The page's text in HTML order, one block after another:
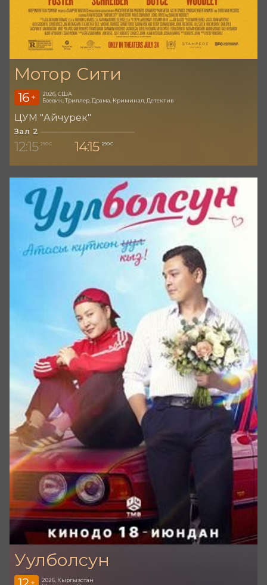
Мотор Сити
16 +
2026, США
Боевик, Триллер, Драма, Криминал, Детектив
ЦУМ "Айчурек"
Зал 2
12:15 290 С 14:15 290 С
Уулболсун
+
2026, Кыргызстан